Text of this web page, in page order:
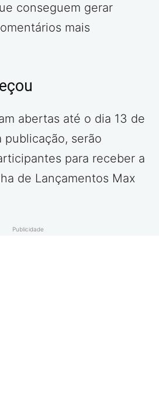
conseguem gerar
mais
abertas até o dia 13 de
publicação, serão
para receber a
de Lançamentos Max
Publicidade